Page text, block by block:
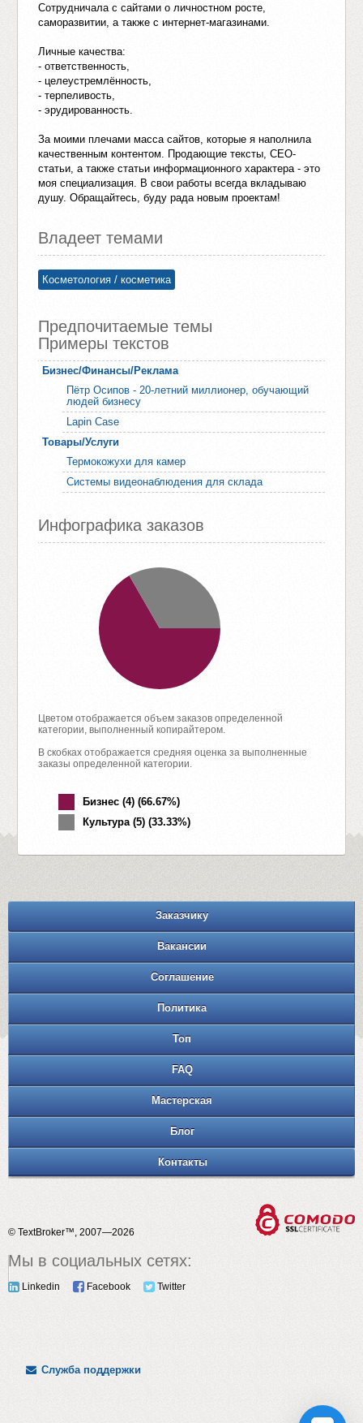
Сотрудничала с сайтами о личностном росте,
саморазвитии, а также с интернет-магазинами.
Личные качества:
- ответственность,
- целеустремлённость,
- терпеливость,
- эрудированность.
За моими плечами масса сайтов, которые я наполнила
качественным контентом. Продающие тексты, СЕО-
статьи, а также статьи информационного характера - это
моя специализация. В свои работы всегда вкладываю
душу. Обращайтесь, буду рада новым проектам!
Владеет темами
Косметология / косметика
Предпочитаемые темы
Примеры текстов
Бизнес/Финансы/Реклама
Пётр Осипов - 20-летний миллионер, обучающий
людей бизнесу
Lapin Case
Товары/Услуги
Термокожухи для камер
Системы видеонаблюдения для склада
Инфографика заказов
Цветом отображается объем заказов определенной
категории, выполненный копирайтером.
В скобках отображается средняя оценка за выполненные
заказы определенной категории.
Бизнес (4) (66.67%)
Культура (5) (33.33%)
Заказчику
Вакансии
Соглашение
Политика
Топ
FAQ
Мастерская
Блог
Контакты
© TextBroker™, 2007—2026
Мы в социальных сетях:
Linkedin Facebook Twitter
Служба поддержки